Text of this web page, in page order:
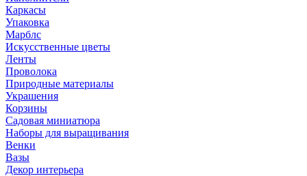
Каркасы
Упаковка
Марблс
Искусственные цветы
Ленты
Проволока
Природные материалы
Украшения
Корзины
Садовая миниатюра
Наборы для выращивания
Венки
Вазы
Декор интерьера